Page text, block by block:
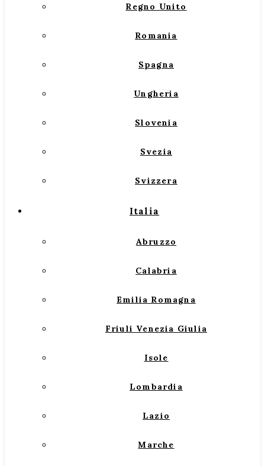
Regno Unito
Romania
Spagna
Ungheria
Slovenia
Svezia
Svizzera
Italia
Abruzzo
Calabria
Emilia Romagna
Friuli Venezia Giulia
Isole
Lombardia
Lazio
Marche